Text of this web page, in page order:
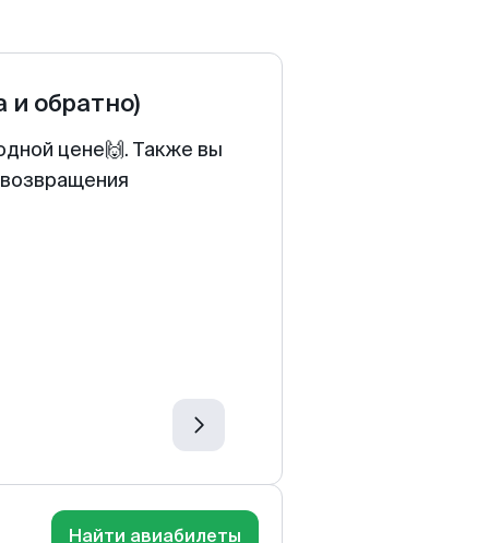
и обратно)
цене🙌. Также вы
Найти авиабилеты